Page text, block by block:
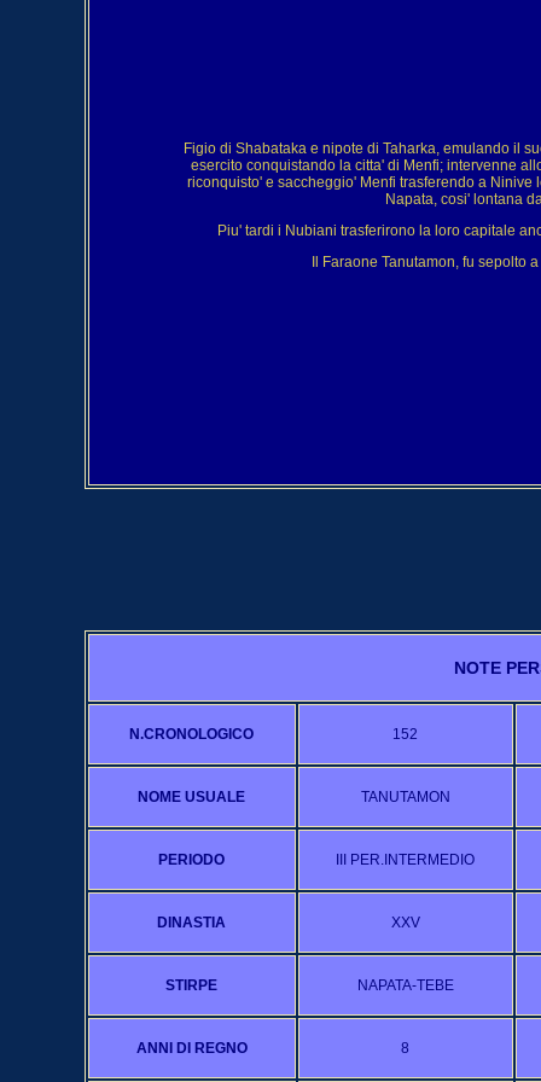
Figio di Shabataka e nipote di Taharka, emulando il
esercito conquistando la citta' di Menfi; intervenne
riconquisto' e saccheggio' Menfi trasferendo a
Napata, cosi' lontana
Piu' tardi i Nubiani trasferirono la loro capitale
Il Faraone Tanutamon, fu
NOTE
N.CRONOLOGICO 152
NOME USUALE TANUTAMON
PERIODO III PER.INTERMEDIO
DINASTIA XXV
STIRPE NAPATA-TEBE
ANNI DI REGNO 8